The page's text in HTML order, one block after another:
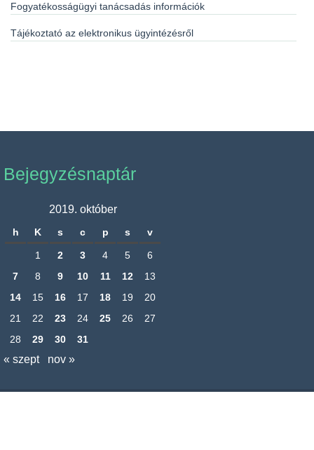
Fogyatékosságügyi tanácsadás információk
Tájékoztató az elektronikus ügyintézésről
Bejegyzésnaptár
2019. október
h K s c p s v
1 2 3 4 5
6
7
8 9 10 11 12
13
14
15 16 17 18 19
20
21
22 23 24 25 26
27
28
29 30 31
« szept nov »